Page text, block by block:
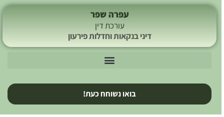
עפרה שפר
עורכת דין
דיני בנקאות וחדלות פירעון
בואו נשוחח כעת!